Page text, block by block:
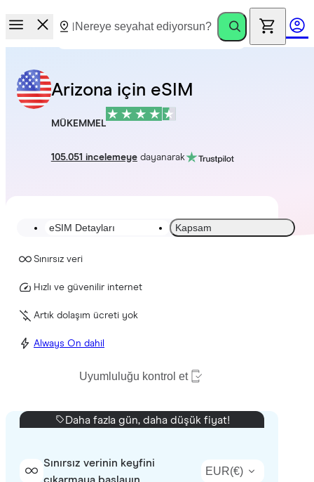
Arizona için eSIM
MÜKEMMEL
105.051 incelemeyedayanarak
eSIM Detayları Kapsam
Sınırsız veri
Hızlı ve güvenilir internet
Artık dolaşım ücreti yok
Always On dahil
Uyumluluğu kontrol et
Daha fazla gün, daha düşük fiyat!
Sınırsız verinin keyfini
çıkarmaya başlayın
EUR(€)